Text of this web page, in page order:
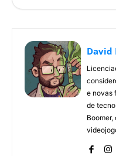
David
e novas
de